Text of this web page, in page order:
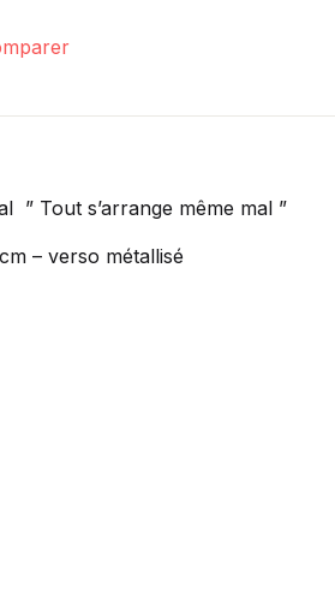
” Tout s’arrange même mal ”
– verso métallisé